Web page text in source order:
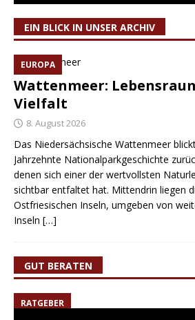
EIN BLICK IN UNSER ARCHIV
EUROPA
Wattenmeer:
Vielfalt
8. August 2026
Das Niedersächsische Wattenmeer
Jahrzehnte Nationalparkgeschichte
denen sich einer der wertvollsten
sichtbar entfaltet hat. Mittendrin liegen
Ostfriesischen Inseln, umgeben von
Inseln […]
GUT BERATEN
RATGEBER